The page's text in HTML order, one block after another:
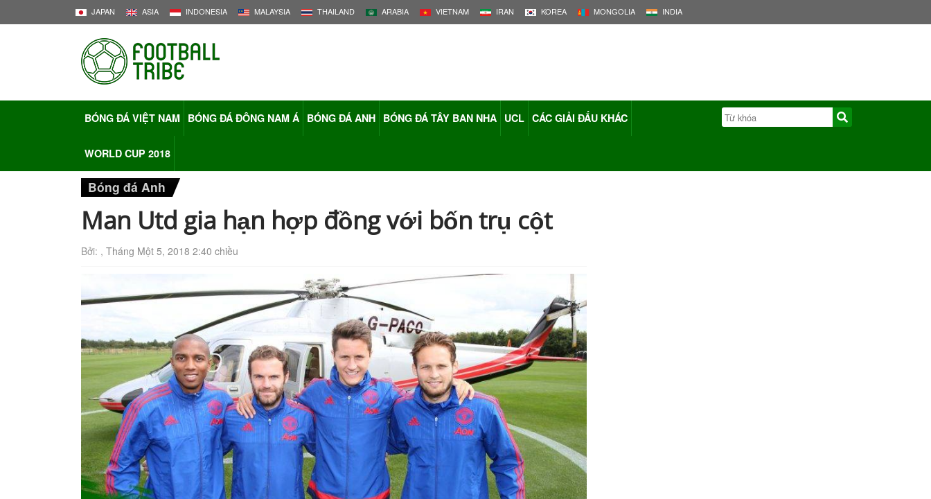
JAPAN ASIA INDONESIA MALAYSIA THAILAND ARABIA VIETNAM IRAN KOREA MONGOLIA INDIA
BÓNG ĐÁ VIỆT NAM BÓNG ĐÁ ĐÔNG NAM Á BÓNG ĐÁ ANH BÓNG ĐÁ TÂY BAN NHA UCL CÁC GIẢI ĐẤU KHÁC
WORLD CUP 2018
Bóng đá Anh
Man Utd gia hạn hợp đồng với bốn trụ cột
Bởi: , Tháng Một 5, 2018 2:40 chiều